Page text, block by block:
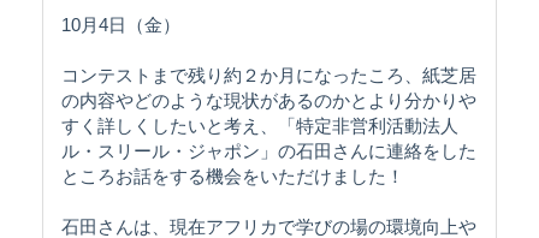
10月4日（金）
コンテストまで残り約２か月になったころ、紙芝居
の内容やどのような現状があるのかとより分かりや
すく詳しくしたいと考え、「特定非営利活動法人
ル・スリール・ジャポン」の石田さんに連絡をした
ところお話をする機会をいただけました！
石田さんは、現在アフリカで学びの場の環境向上や